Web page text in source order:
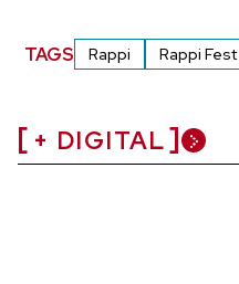
TAGS Rappi Rappi Fest
+ DIGITAL